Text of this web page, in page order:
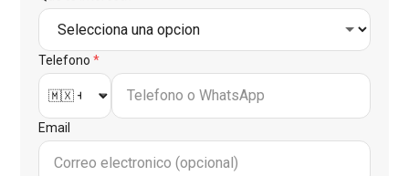
Telefono *
Email